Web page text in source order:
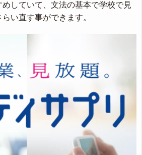
していて、文法の基本で学校で見
い直す事ができます。